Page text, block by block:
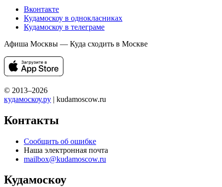
Вконтакте
Кудамоскоу в однокласниках
Кудамоскоу в телеграме
Афиша Москвы — Куда сходить в Москве
© 2013–2026
кудамоскоу.ру | kudamoscow.ru
Контакты
Сообщить об ошибке
Наша электронная почта
mailbox@kudamoscow.ru
Кудамоскоу